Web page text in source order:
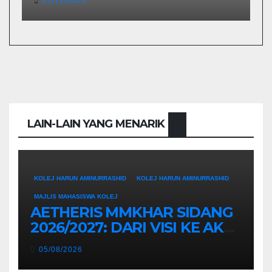
LAIN-LAIN YANG MENARIK
KOLEJ HARUN AMINURRASHID KOLEJ HARUN AMINURRASHID
MAJLIS MAHASISWA KOLEJ
AETHERIS MMKHAR SIDANG
2026/2027: DARI VISI KE AKSI,
MEMBINA LEGASI GENERASI
PEMIMPIN
05/08/2026